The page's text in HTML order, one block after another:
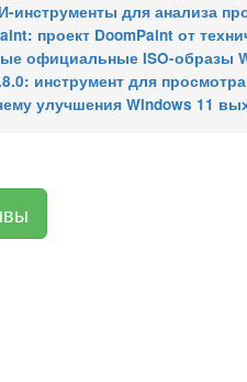
для анализа
проект DoomPaint от
официальные ISO-образы
для просмотра истории
улучшения Windows 11